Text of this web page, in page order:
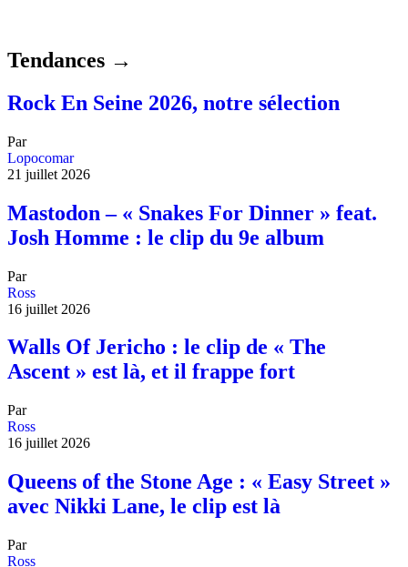
Tendances →
Rock En Seine 2026, notre sélection
Par
Lopocomar
21 juillet 2026
Mastodon – « Snakes For Dinner » feat.
Josh Homme : le clip du 9e album
Par
Ross
16 juillet 2026
Walls Of Jericho : le clip de « The
Ascent » est là, et il frappe fort
Par
Ross
16 juillet 2026
Queens of the Stone Age : « Easy Street »
avec Nikki Lane, le clip est là
Par
Ross